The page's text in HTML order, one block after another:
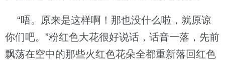
“唔。原来是这样啊！那也没什么啦，就原谅
你们吧。”粉红色大花很好说话，话音一落，先前
飘荡在空中的那些火红色花朵全都重新落回红色